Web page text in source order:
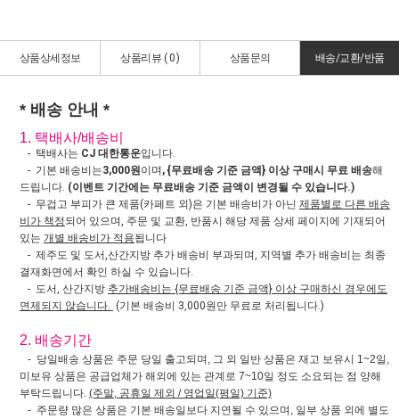
상품상세정보 상품리뷰 (0) 상품문의 배송/교환/반품
* 배송 안내 *
1. 택배사/배송비
- 택배사는 CJ 대한통운입니다.
- 기본 배송비는3,000원이며, {무료배송 기준 금액} 이상 구매시 무료 배송해
드립니다. (이벤트 기간에는 무료배송 기준 금액이 변경될 수 있습니다.)
- 무겁고 부피가 큰 제품(카페트 외)은 기본 배송비가 아닌 제품별로 다른 배송
비가 책정되어 있으며, 주문 및 교환, 반품시 해당 제품 상세 페이지에 기재되어
있는 개별 배송비가 적용됩니다
- 제주도 및 도서,산간지방 추가 배송비 부과되며, 지역별 추가 배송비는 최종
결재화면에서 확인 하실 수 있습니다.
- 도서, 산간지방 추가배송비는 {무료배송 기준 금액} 이상 구매하신 경우에도
면제되지 않습니다.
(기본 배송비 3,000원만 무료로 처리됩니다.)
2. 배송기간
- 당일배송 상품은 주문 당일 출고되며, 그 외 일반 상품은 재고 보유시 1~2일,
미보유 상품은 공급업체가 해외에 있는 관계로 7~10일 정도 소요되는 점 양해
부탁드립니다. (주말, 공휴일 제외 / 영업일(평일) 기준)
- 주문량 많은 상품은 기본 배송일보다 지연될 수 있으며, 일부 상품 외에 별도